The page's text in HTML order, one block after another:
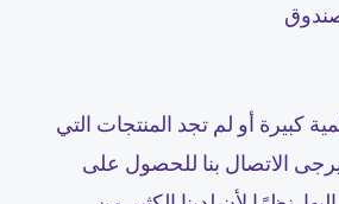
كبيرة أو لم تجد المنتجات التي
الاتصال بنا للحصول على